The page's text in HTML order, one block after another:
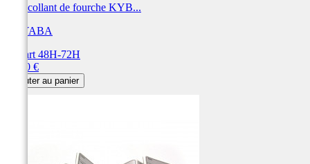
Autocollant de fourche KYB...
KAYABA
Départ 48H-72H
13,20 €
Ajouter au panier